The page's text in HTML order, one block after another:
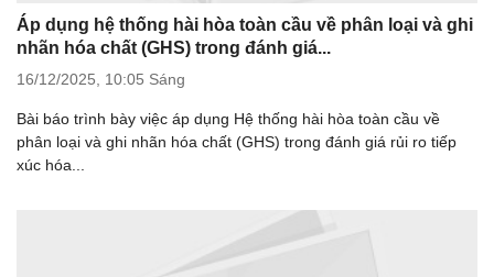
Áp dụng hệ thống hài hòa toàn cầu về phân loại và ghi
nhãn hóa chất (GHS) trong đánh giá...
16/12/2025, 10:05 Sáng
Bài báo trình bày việc áp dụng Hệ thống hài hòa toàn cầu về
phân loại và ghi nhãn hóa chất (GHS) trong đánh giá rủi ro tiếp
xúc hóa...